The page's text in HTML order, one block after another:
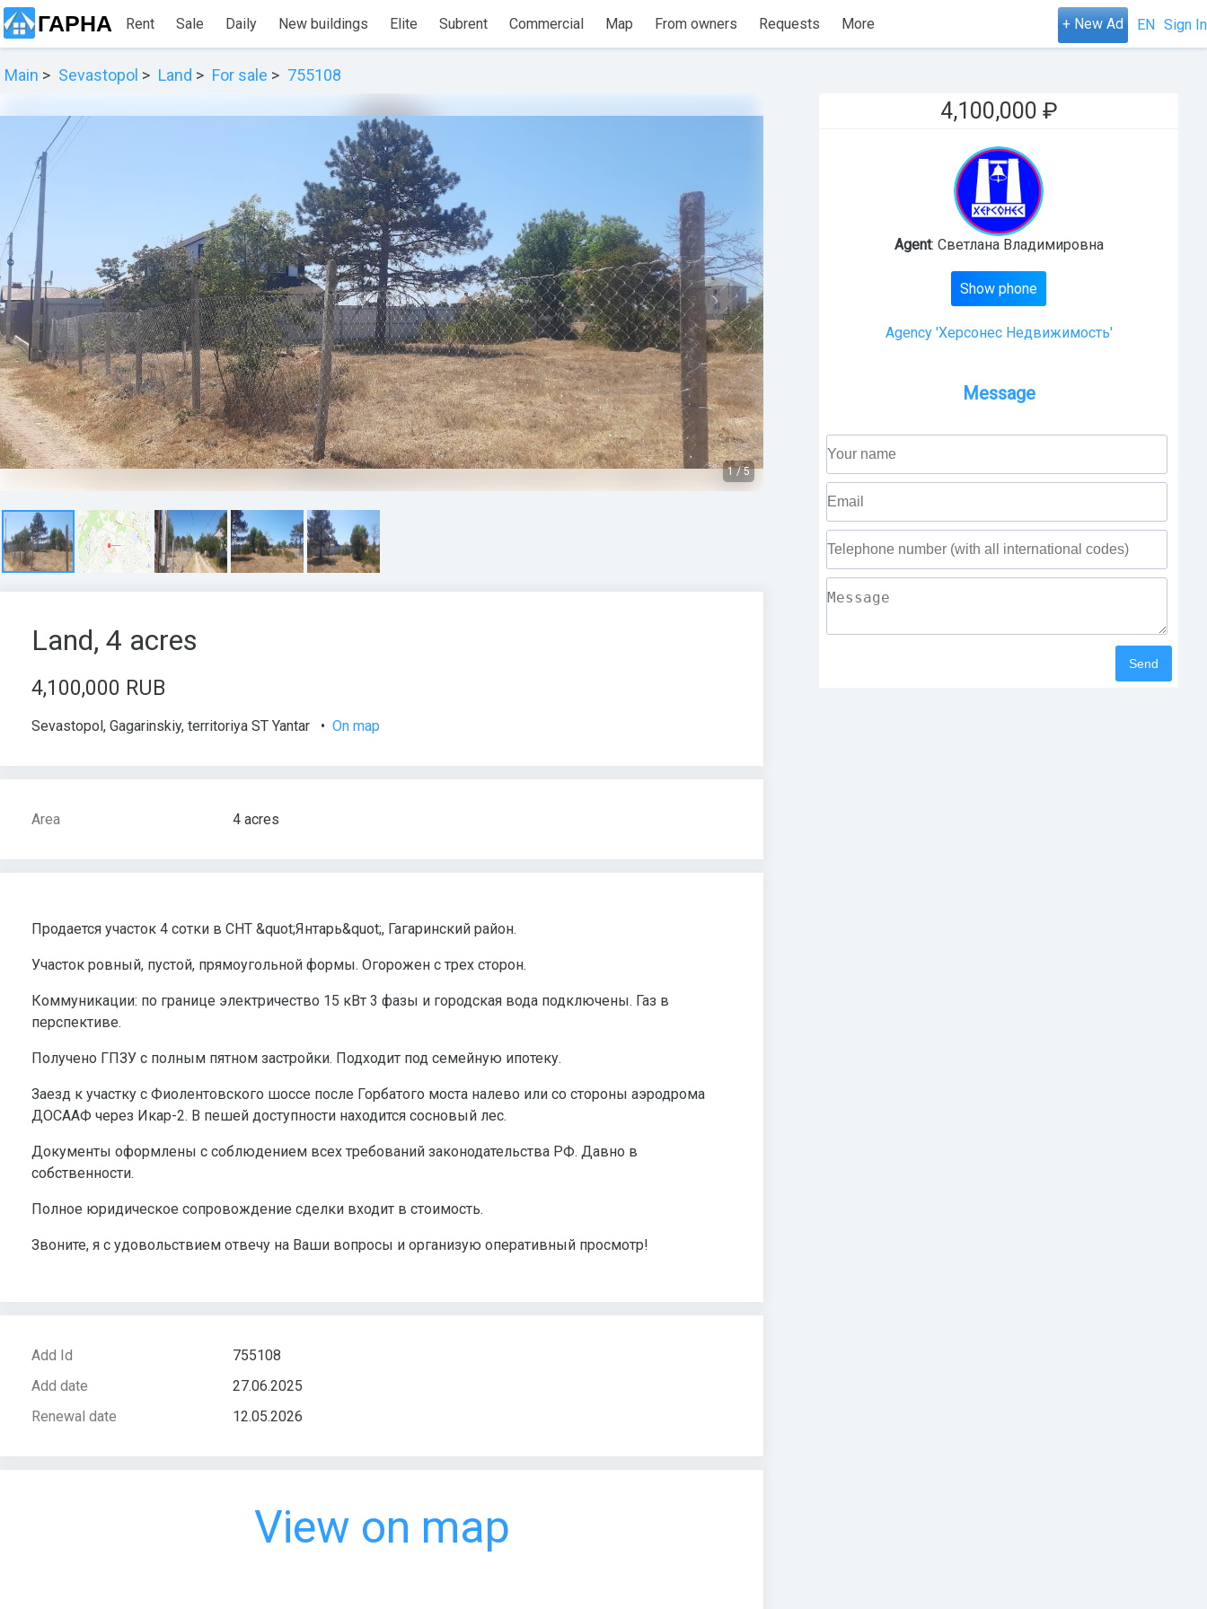
ГАРНА Rent Sale Daily New buildings Elite Subrent Commercial Map From owners Requests More + New Ad EN Sign In
Main Sevastopol Land For sale 755108
1/5
Land, 4 acres
4,100,000 RUB
Sevastopol , Gagarinskiy, territoriya ST Yantar • On map
Area 4 acres
Продается участок 4 сотки в СНТ &quot;Янтарь&quot;, Гагаринский район.
Участок ровный, пустой, прямоугольной формы. Огорожен с трех сторон.
Коммуникации: по границе электричество 15 кВт 3 фазы и городская вода подключены. Газ в
перспективе.
Получено ГПЗУ с полным пятном застройки. Подходит под семейную ипотеку.
Заезд к участку с Фиолентовского шоссе после Горбатого моста налево или со стороны аэродрома
ДОСААФ через Икар-2. В пешей доступности находится сосновый лес.
Документы оформлены с соблюдением всех требований законодательства РФ. Давно в
собственности.
Полное юридическое сопровождение сделки входит в стоимость.
Звоните, я с удовольствием отвечу на Ваши вопросы и организую оперативный просмотр!
Add Id
755108
Add date
27.06.2025
Renewal date
12.05.2026
View on map
4,100,000 ₽
Agent: Светлана Владимировна
Show phone
Agency 'Херсонес Недвижимость'
Message